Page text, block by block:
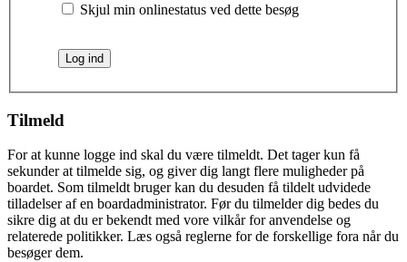
Skjul min onlinestatus ved dette besøg
Tilmeld
For at kunne logge ind skal du være tilmeldt. Det tager kun få
sekunder at tilmelde sig, og giver dig langt flere muligheder på
boardet. Som tilmeldt bruger kan du desuden få tildelt udvidede
tilladelser af en boardadministrator. Før du tilmelder dig bedes du
sikre dig at du er bekendt med vore vilkår for anvendelse og
relaterede politikker. Læs også reglerne for de forskellige fora når du
besøger dem.